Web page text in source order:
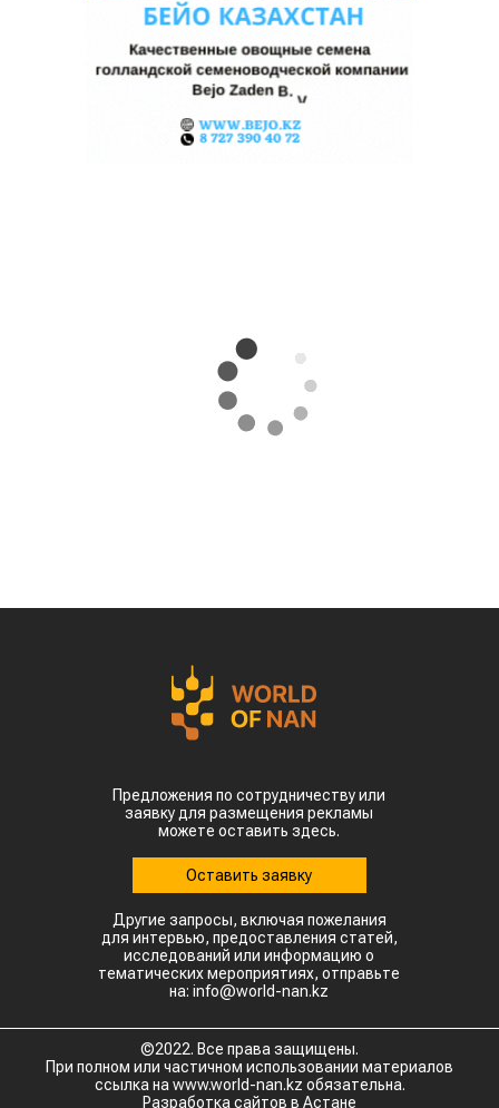
Предложения по сотрудничеству или
заявку для размещения рекламы
можете оставить здесь.
Оставить заявку
Другие запросы, включая пожелания
для интервью, предоставления статей,
исследований или информацию о
тематических мероприятиях, отправьте
на: info@world-nan.kz
©2022. Все права защищены.
При полном или частичном использовании материалов
ссылка на www.world-nan.kz обязательна.
Разработка сайтов в Астане